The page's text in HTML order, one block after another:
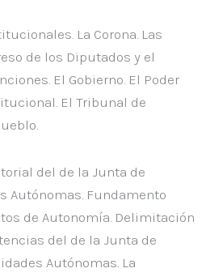
La Corona. Las
de los Diputados y el
El Gobierno. El Poder
El Tribunal de
del de la Junta de
Autónomas. Fundamento
de Autonomía. Delimitación
del de la Junta de
Autónomas. La